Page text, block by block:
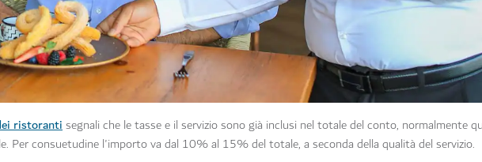
ristorantisegnali che le tasse e il servizio sono già inclusi nel totale del conto, normalmente
Per consuetudine l'importo va dal 10% al 15% del totale, a seconda della qualità del servizio.